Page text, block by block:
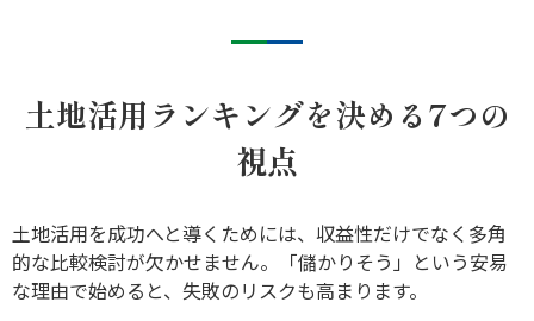
土地活用ランキングを決める7つの
視点
土地活用を成功へと導くためには、収益性だけでなく多角
的な比較検討が欠かせません。「儲かりそう」という安易
な理由で始めると、失敗のリスクも高まります。